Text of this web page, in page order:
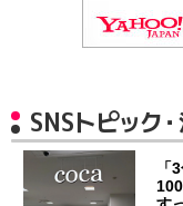
SNSトピック